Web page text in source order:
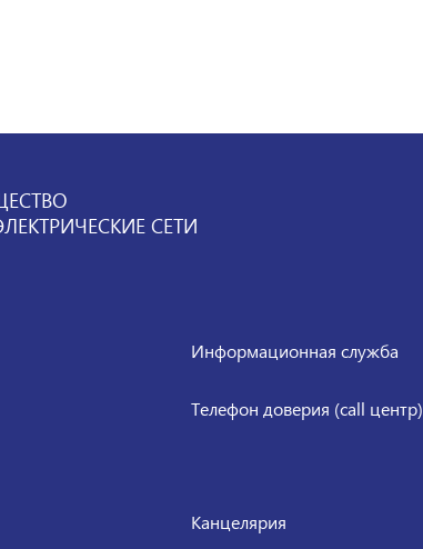
СЕТИ
Информационная служба
Телефон доверия (call центр)
Канцелярия